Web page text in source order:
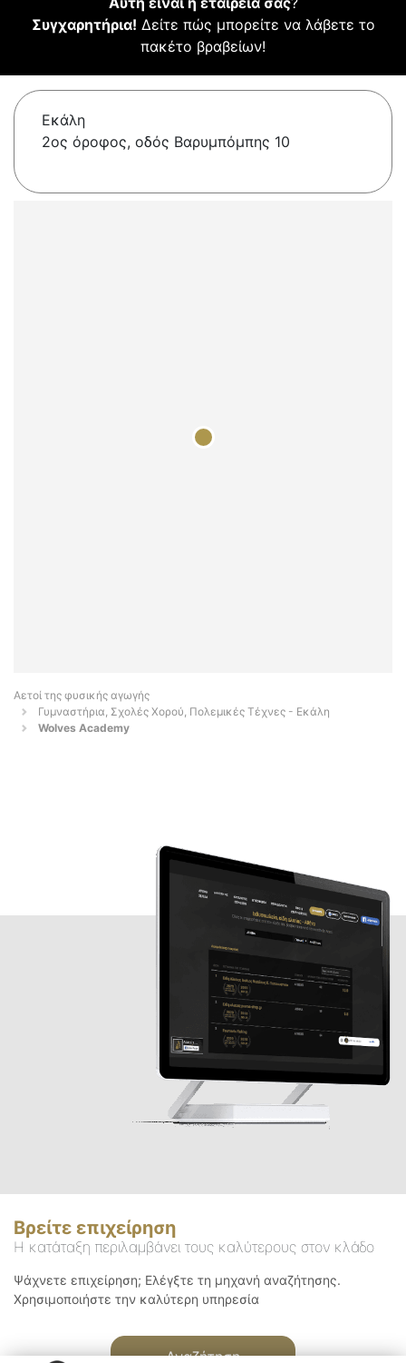
Συγχαρητήρια! Δείτε πώς μπορείτε να λάβετε το
πακέτο βραβείων!
Εκάλη
2ος όροφος, οδός Βαρυμπόμπης 10
Αετοί της φυσικής αγωγής
Γυμναστήρια, Σχολές Χορού, Πολεμικές Τέχνες - Εκάλη
Wolves Academy
Βρείτε επιχείρηση
Η κατάταξη περιλαμβάνει τους καλύτερους στον κλάδο
Ψάχνετε επιχείρηση; Ελέγξτε τη μηχανή αναζήτησης.
Χρησιμοποιήστε την καλύτερη υπηρεσία
Αναζήτηση